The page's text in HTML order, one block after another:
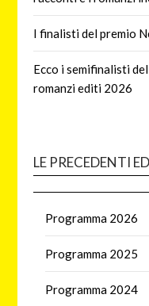
I finalisti del premio
Ecco i semifinalisti
romanzi editi 2026
LE PRECEDENTI
Programma 2026
Programma 2025
Programma 2024